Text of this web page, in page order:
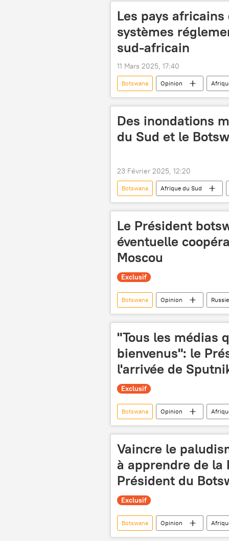
Les pays
systèmes
sud-africain
11 Mars 2025, 17:40
Botswana Opinion
Des inondations
du Sud et le
23 Février 2025, 12:20
Botswana Afrique du Sud
Le Président
éventuelle
Moscou
Exclusif
Botswana Opinion Russie
"Tous les médias
bienvenus": le
l'arrivée de
Exclusif
Botswana Opinion
liberté d'expression
Duma
Vaincre le
à apprendre de la
Président du
Exclusif
Botswana Opinion